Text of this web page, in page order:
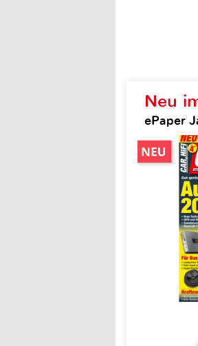
Neu
ePaper